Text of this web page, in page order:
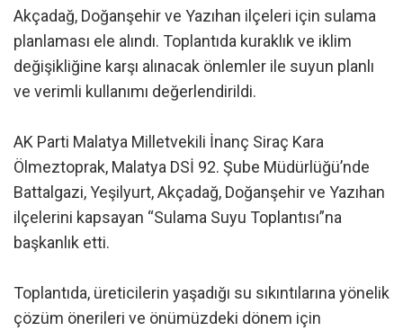
Akçadağ, Doğanşehir ve Yazıhan ilçeleri için sulama
planlaması ele alındı. Toplantıda kuraklık ve iklim
değişikliğine karşı alınacak önlemler ile suyun planlı
ve verimli kullanımı değerlendirildi.
AK Parti Malatya Milletvekili İnanç Siraç Kara
Ölmeztoprak, Malatya DSİ 92. Şube Müdürlüğü’nde
Battalgazi, Yeşilyurt, Akçadağ, Doğanşehir ve Yazıhan
ilçelerini kapsayan “Sulama Suyu Toplantısı”na
başkanlık etti.
Toplantıda, üreticilerin yaşadığı su sıkıntılarına yönelik
çözüm önerileri ve önümüzdeki dönem için